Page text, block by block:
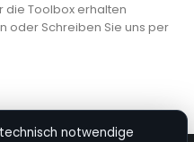
die Toolbox erhalten
oder Schreiben Sie uns per
notwendige